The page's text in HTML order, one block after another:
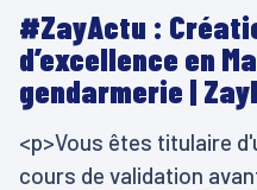
#ZayActu :
d’excellence en
gendarmerie |
<p>Vous êtes titulaire
cours de validation